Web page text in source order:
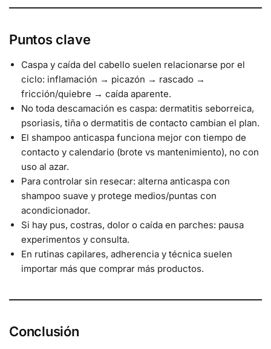
Puntos clave
Caspa y caída del cabello suelen relacionarse por el
ciclo: inflamación → picazón → rascado →
fricción/quiebre → caída aparente.
No toda descamación es caspa: dermatitis seborreica,
psoriasis, tiña o dermatitis de contacto cambian el plan.
El shampoo anticaspa funciona mejor con tiempo de
contacto y calendario (brote vs mantenimiento), no con
uso al azar.
Para controlar sin resecar: alterna anticaspa con
shampoo suave y protege medios/puntas con
acondicionador.
Si hay pus, costras, dolor o caída en parches: pausa
experimentos y consulta.
En rutinas capilares, adherencia y técnica suelen
importar más que comprar más productos.
Conclusión